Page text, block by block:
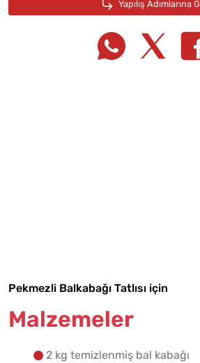
Yapılış
Pekmezli Balkabağı Tatlısı için
Malzemeler
2 kg temizlenmiş bal kabağı